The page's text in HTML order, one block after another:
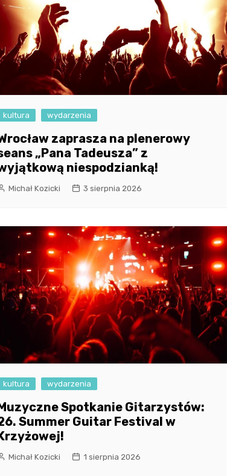
kultura wydarzenia
zaprasza na plenerowy
„Pana Tadeusza” z
niespodzianką!
Michał Kozicki 3 sierpnia 2026
kultura wydarzenia
Spotkanie Gitarzystów:
Summer Guitar Festival w
Michał Kozicki 1 sierpnia 2026